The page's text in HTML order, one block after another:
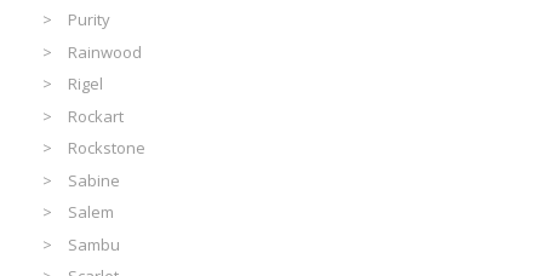
Purity
Rainwood
Rigel
Rockart
Rockstone
Sabine
Salem
Sambu